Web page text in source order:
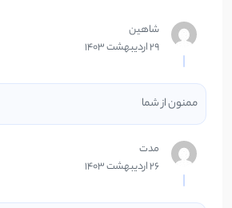
شاهین
29 اردیبهشت 1403
ممنون از شما
مدت
26 اردیبهشت 1403